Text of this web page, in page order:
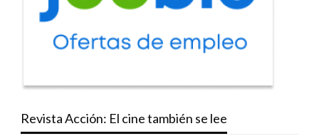
Revista Acción: El cine también se lee